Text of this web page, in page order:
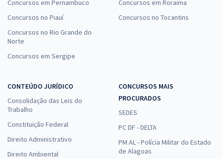
23,99
Economize R$ 71,98 (-20%)
PC PI - Polícia Civil do Estado do Piauí - Delegado de Polícia Civil (Pré-
à vista
Economize R$ 179,78 (-20%)
Comprar
Concursos em Pernambuco
Concursos no Piauí
Concursos no Rio Grande do
Norte
Concursos em Sergipe
Concursos em Roraima
Concursos no Tocantins
CONTEÚDO JURÍDICO
Consolidação das Leis do
Trabalho
Constituição Federal
Direito Administrativo
Direito Ambiental
CONCURSOS MAIS
PROCURADOS
SEDES
PC DF - DELTA
PM AL - Polícia Militar do Estado
de Alagoas